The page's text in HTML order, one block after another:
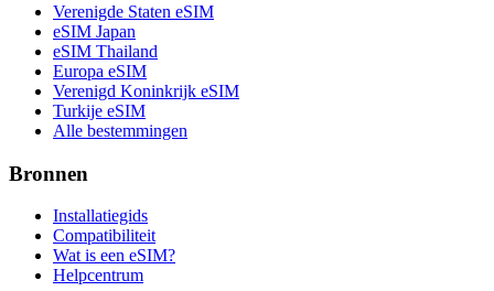
Verenigde Staten eSIM
eSIM Japan
eSIM Thailand
Europa eSIM
Verenigd Koninkrijk eSIM
Turkije eSIM
Alle bestemmingen
Bronnen
Installatiegids
Compatibiliteit
Wat is een eSIM?
Helpcentrum